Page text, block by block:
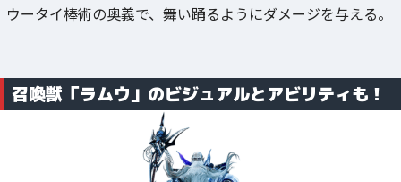
ウータイ棒術の奥義で、舞い踊るようにダメージを与える。
召喚獣「ラムウ」のビジュアルとアビリティも！